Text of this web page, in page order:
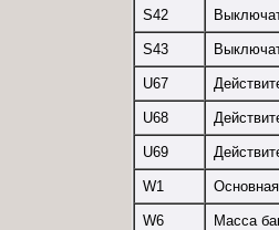
S42
S43
U67
U68
U69
W1
W6 Масса